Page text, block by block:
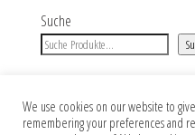
Suche
We use cookies on our website to
remembering your preferences and